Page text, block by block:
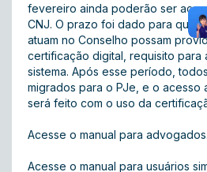
fevereiro ainda poderão ser
CNJ. O prazo foi dado para que
atuam no Conselho possam
certificação digital, requisito para
sistema. Após esse período,
migrados para o PJe, e o acesso
será feito com o uso da
Acesse o manual para advogados.
Acesse o manual para usuários